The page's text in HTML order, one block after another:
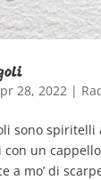
28, 2022 |
sono
un
a mo’ di